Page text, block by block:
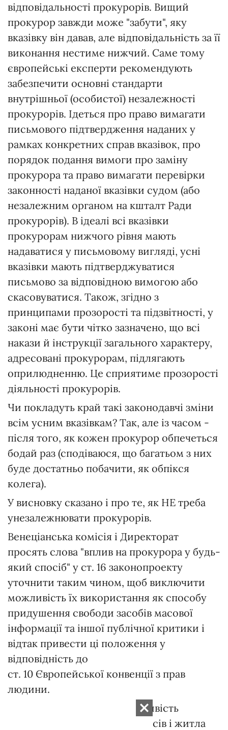
відповідальності прокурорів. Вищий
прокурор завжди може "забути", яку
вказівку він давав, але відповідальність за її
виконання нестиме нижчий. Саме тому
європейські експерти рекомендують
забезпечити основні стандарти
внутрішньої (особистої) незалежності
прокурорів. Ідеться про право вимагати
письмового підтвердження наданих у
рамках конкретних справ вказівок, про
порядок подання вимоги про заміну
прокурора та право вимагати перевірки
законності наданої вказівки судом (або
незалежним органом на кшталт Ради
прокурорів). В ідеалі всі вказівки
прокурорам нижчого рівня мають
надаватися у письмовому вигляді, усні
вказівки мають підтверджуватися
письмово за відповідною вимогою або
скасовуватися. Також, згідно з
принципами прозорості та підзвітності, у
законі має бути чітко зазначено, що всі
накази й інструкції загального характеру,
адресовані прокурорам, підлягають
оприлюдненню. Це сприятиме прозорості
діяльності прокурорів.
Чи покладуть край такі законодавчі зміни
всім усним вказівкам? Так, але із часом -
після того, як кожен прокурор обпечеться
бодай раз (сподіваюся, що багатьом з них
буде достатньо побачити, як обпікся
колега).
У висновку сказано і про те, як НЕ треба
унезалежнювати прокурорів.
Венеціанська комісія і Директорат
просять слова "вплив на прокурора у будь-
який спосіб" у ст. 16 законопроекту
уточнити таким чином, щоб виключити
можливість їх використання як способу
придушення свободи засобів масової
інформації та іншої публічної критики і
відтак привести ці положення у
відповідність до
ст. 10 Європейської конвенції з прав
людини.
Крім того, зазначено: "Можливість
надання індивідуальних бонусів і житла